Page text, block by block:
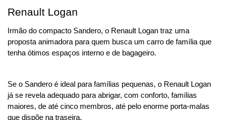
Renault Logan
Irmão do compacto Sandero, o Renault Logan traz uma
proposta animadora para quem busca um carro de família que
tenha ótimos espaços interno e de bagageiro.
Se o Sandero é ideal para famílias pequenas, o Renault Logan
já se revela adequado para abrigar, com conforto, famílias
maiores, de até cinco membros, até pelo enorme porta-malas
que dispõe na traseira.